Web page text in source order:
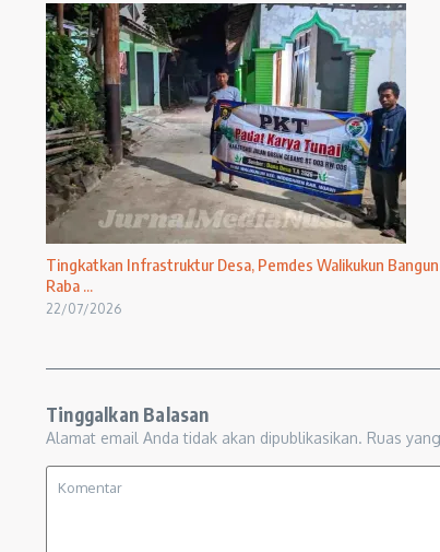
Tingkatkan Infrastruktur Desa, Pemdes Walikukun Bangun
Raba ...
22/07/2026
Tinggalkan Balasan
Alamat email Anda tidak akan dipublikasikan. Ruas